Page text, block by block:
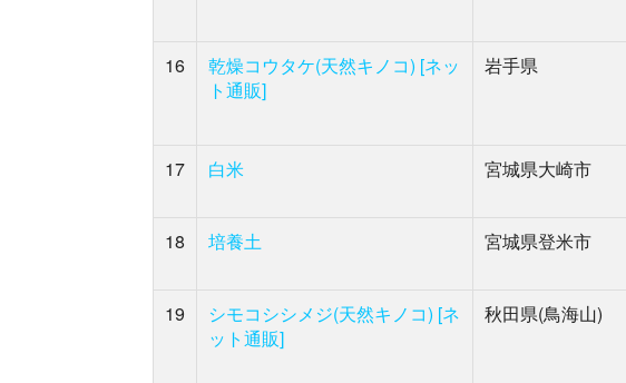
16
乾燥コウタケ(天然キノコ) [ネッ
ト通販]
岩手県
17
白米 宮城県大崎市
18
培養土 宮城県登米市
19
シモコシシメジ(天然キノコ) [ネ
ット通販]
秋田県(鳥海山)